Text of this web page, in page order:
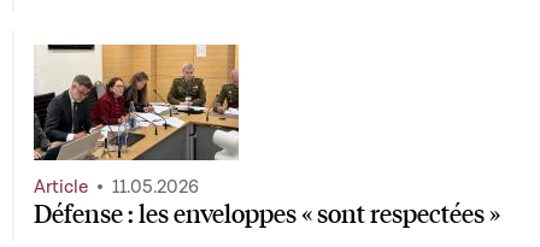
Défense : les enveloppes « sont respectées »
Article 11.05.2026